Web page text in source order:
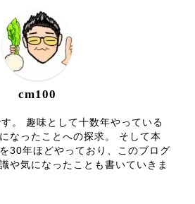
cm100
。 趣味として十数年やっている
なったことへの探求。 そして本
30年ほどやっており、このブログ
や気になったことも書いていきま